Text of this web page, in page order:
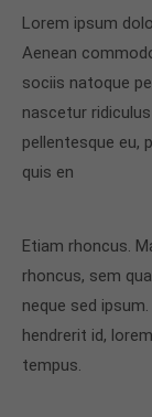
Lorem ipsum
Aenean
sociis natoque
nascetur
pellentesque eu,
quis en
Etiam rhoncus.
rhoncus, sem
neque sed
hendrerit id,
tempus.